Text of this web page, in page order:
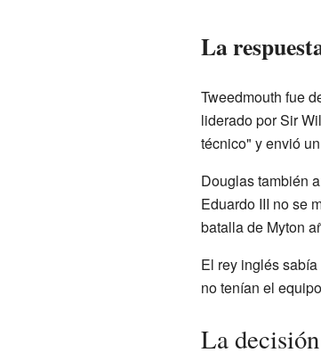
La
Tweedmouth fue
liderado por Sir
técnico" y envió
Douglas también
Eduardo III no se
batalla de Myton
El rey inglés
no tenían el
La